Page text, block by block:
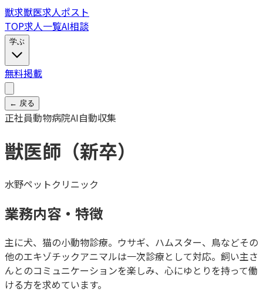
獣求獣医求人ポスト
TOP求人一覧AI相談
学ぶ
無料掲載
← 戻る
正社員動物病院AI自動収集
獣医師（新卒）
水野ペットクリニック
業務内容・特徴
主に犬、猫の小動物診療。ウサギ、ハムスター、鳥などその
他のエキゾチックアニマルは一次診療として対応。飼い主さ
んとのコミュニケーションを楽しみ、心にゆとりを持って働
ける方を求めています。